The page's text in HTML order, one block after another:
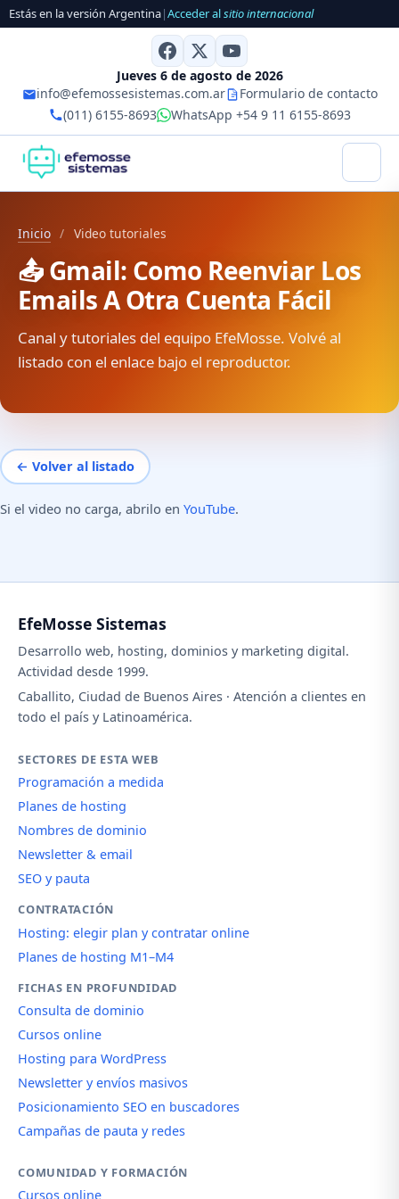
Estás en la versión Argentina|Acceder alsitio internacional
Jueves 6 de agosto de 2026
info@efemossesistemas.com.ar
Formulario de contacto
(011) 6155-8693
WhatsApp +54 9 11 6155-8693
Inicio / Video tutoriales
📤 Gmail: Como Reenviar Los
Emails A Otra Cuenta Fácil
Canal y tutoriales del equipo EfeMosse. Volvé al
listado con el enlace bajo el reproductor.
← Volver al listado
Si el video no carga, abrilo en YouTube.
EfeMosse Sistemas
Desarrollo web, hosting, dominios y marketing digital.
Actividad desde 1999.
Caballito, Ciudad de Buenos Aires · Atención a clientes en
todo el país y Latinoamérica.
SECTORES DE ESTA WEB
Programación a medida
Planes de hosting
Nombres de dominio
Newsletter & email
SEO y pauta
CONTRATACIÓN
Hosting: elegir plan y contratar online
Planes de hosting M1–M4
FICHAS EN PROFUNDIDAD
Consulta de dominio
Cursos online
Hosting para WordPress
Newsletter y envíos masivos
Posicionamiento SEO en buscadores
Campañas de pauta y redes
COMUNIDAD Y FORMACIÓN
Cursos online